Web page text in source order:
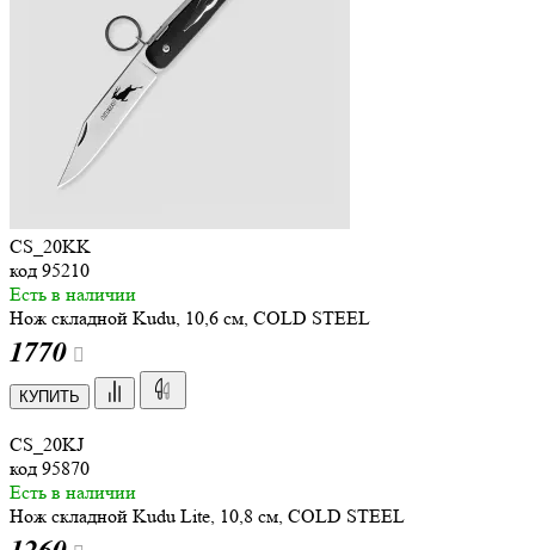
CS_20KK
код 95210
Есть в наличии
Нож складной Kudu, 10,6 см, COLD STEEL
1770
КУПИТЬ
CS_20KJ
код 95870
Есть в наличии
Нож складной Kudu Lite, 10,8 см, COLD STEEL